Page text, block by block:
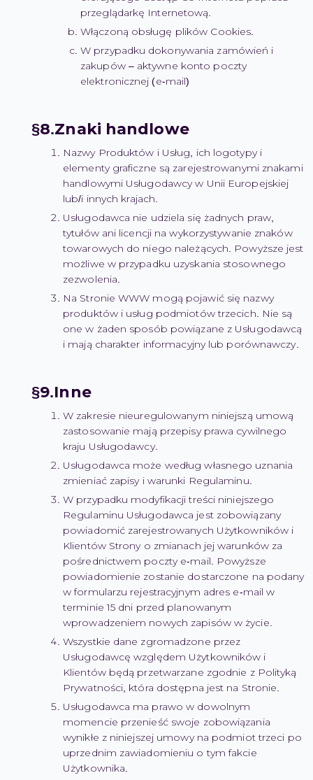
przeglądarkę Internetową.
Włączoną obsługę plików Cookies.
W przypadku dokonywania zamówień i
zakupów – aktywne konto poczty
elektronicznej (e-mail)
Znaki handlowe
Nazwy Produktów i Usług, ich logotypy i
elementy graficzne są zarejestrowanymi znakami
handlowymi Usługodawcy w Unii Europejskiej
lub/i innych krajach.
Usługodawca nie udziela się żadnych praw,
tytułów ani licencji na wykorzystywanie znaków
towarowych do niego należących. Powyższe jest
możliwe w przypadku uzyskania stosownego
zezwolenia.
Na Stronie WWW mogą pojawić się nazwy
produktów i usług podmiotów trzecich. Nie są
one w żaden sposób powiązane z Usługodawcą
i mają charakter informacyjny lub porównawczy.
Inne
W zakresie nieuregulowanym niniejszą umową
zastosowanie mają przepisy prawa cywilnego
kraju Usługodawcy.
Usługodawca może według własnego uznania
zmieniać zapisy i warunki Regulaminu.
W przypadku modyfikacji treści niniejszego
Regulaminu Usługodawca jest zobowiązany
powiadomić zarejestrowanych Użytkowników i
Klientów Strony o zmianach jej warunków za
pośrednictwem poczty e-mail. Powyższe
powiadomienie zostanie dostarczone na podany
w formularzu rejestracyjnym adres e-mail w
terminie 15 dni przed planowanym
wprowadzeniem nowych zapisów w życie.
Wszystkie dane zgromadzone przez
Usługodawcę względem Użytkowników i
Klientów będą przetwarzane zgodnie z Polityką
Prywatności, która dostępna jest na Stronie.
Usługodawca ma prawo w dowolnym
momencie przenieść swoje zobowiązania
wynikłe z niniejszej umowy na podmiot trzeci po
uprzednim zawiadomieniu o tym fakcie
Użytkownika.